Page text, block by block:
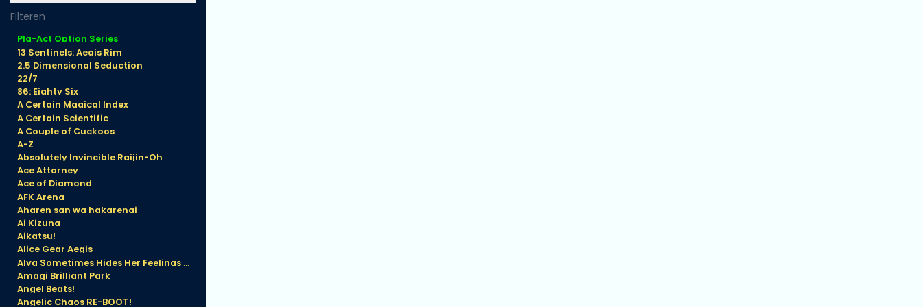
Pla-Act Option Series
13 Sentinels: Aegis Rim
2.5 Dimensional Seduction
22/7
86: Eighty Six
A Certain Magical Index
A Certain Scientific
A Couple of Cuckoos
A-Z
Absolutely Invincible Raijin-Oh
Ace Attorney
Ace of Diamond
AFK Arena
Aharen san wa hakarenai
Ai Kizuna
Aikatsu!
Alice Gear Aegis
Alya Sometimes Hides Her Feelings in Russian
Amagi Brilliant Park
Angel Beats!
Angelic Chaos RE-BOOT!